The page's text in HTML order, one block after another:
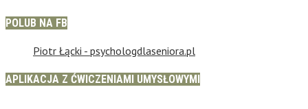
POLUB NA FB
Piotr Łącki - psychologdlaseniora.pl
APLIKACJA Z ĆWICZENIAMI UMYSŁOWYMI